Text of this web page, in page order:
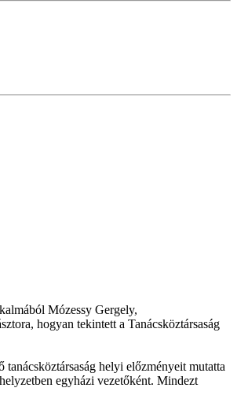
Mózessy Gergely,
hogyan tekintett a Tanácsköztársaság
helyi előzményeit mutatta
egyházi vezetőként. Mindezt